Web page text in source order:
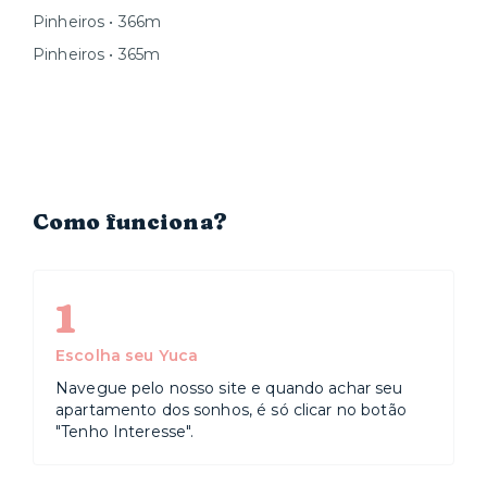
Pinheiros • 366m
Pinheiros • 365m
Como funciona?
1
Escolha seu Yuca
Navegue pelo nosso site e quando achar seu
apartamento dos sonhos, é só clicar no botão
"Tenho Interesse".